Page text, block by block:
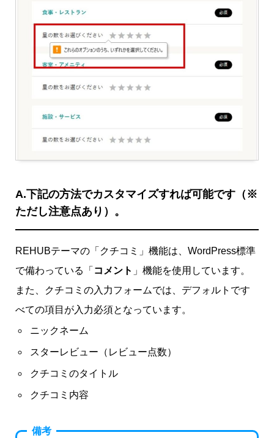
A.下記の方法でカスタマイズすれば可能です（※
ただし注意点あり）。
REHUBテーマの「クチコミ」機能は、WordPress標準
で備わっている「 コメント 」機能を使用しています。
また、クチコミの入力フォームでは、デフォルトです
べての項目が入力必須となっています。
ニックネーム
スターレビュー（レビュー点数）
クチコミのタイトル
クチコミ内容
備考